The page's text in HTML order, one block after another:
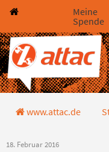
Direkt zum Hauptinhalt
Direkt zur Haupt-
Direkt zur Service-
Direkt zur Footer-
Direkt zum Footerinhalt
Meine
Spende
Detailansicht
www.attac.de
18. Februar 2016